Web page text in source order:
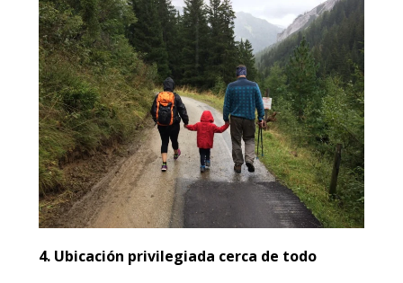
4. Ubicación privilegiada cerca de todo